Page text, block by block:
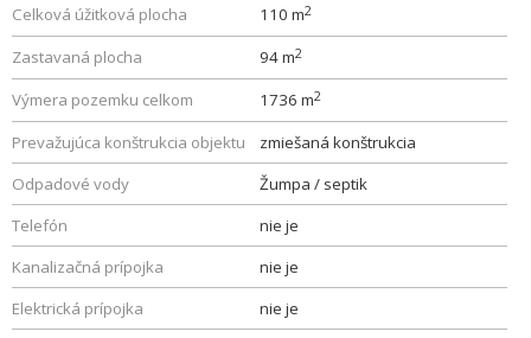
Celková úžitková plocha
110 m2
Zastavaná plocha 94 m2
Výmera pozemku celkom 1736 m2
Prevažujúca konštrukcia objektu
zmiešaná konštrukcia
Odpadové vody
Žumpa / septik
Telefón
nie je
Kanalizačná prípojka
nie je
Elektrická prípojka
nie je